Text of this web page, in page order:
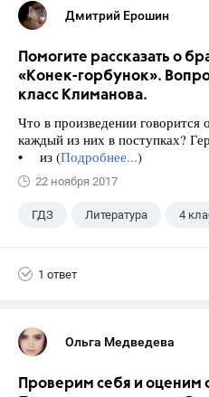
Дмитрий Ерошин
Помогите рассказать о
«Конек-горбунок».
класс Климанова.
Что в произведении говорится
каждый из них в поступках?
• из (Подробнее...)
22 ноября 2017
ГДЗ Литература 4
1 ответ
Ольга Медведева
Проверим себя и оценим